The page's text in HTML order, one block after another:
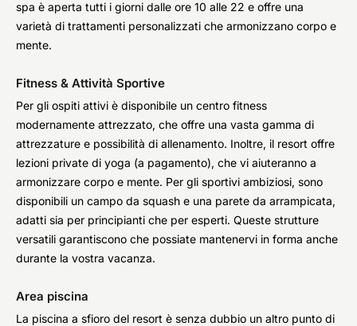
spa è aperta tutti i giorni dalle ore 10 alle 22 e offre una
varietà di trattamenti personalizzati che armonizzano corpo e
mente.
Fitness & Attività Sportive
Per gli ospiti attivi è disponibile un centro fitness
modernamente attrezzato, che offre una vasta gamma di
attrezzature e possibilità di allenamento. Inoltre, il resort offre
lezioni private di yoga (a pagamento), che vi aiuteranno a
armonizzare corpo e mente. Per gli sportivi ambiziosi, sono
disponibili un campo da squash e una parete da arrampicata,
adatti sia per principianti che per esperti. Queste strutture
versatili garantiscono che possiate mantenervi in forma anche
durante la vostra vacanza.
Area piscina
La piscina a sfioro del resort è senza dubbio un altro punto di